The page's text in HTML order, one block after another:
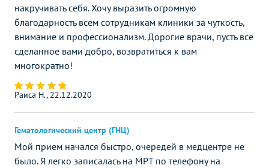
накручивать себя. Хочу выразить огромную
благодарность всем сотрудникам клиники за чуткость,
внимание и профессионализм. Дорогие врачи, пусть все
сделанное вами добро, возвратиться к вам
многократно!
Раиса Н., 22.12.2020
Гематологический центр (ГНЦ)
Мой прием начался быстро, очередей в медцентре не
было. Я легко записалась на МРТ по телефону на